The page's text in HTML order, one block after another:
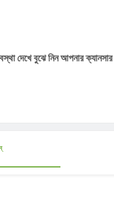
দেখে বুঝে নিন আপনার